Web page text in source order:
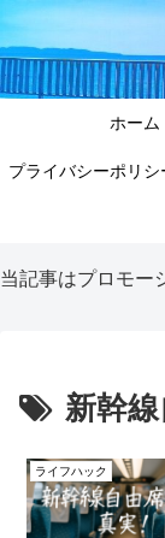
ホーム
プライバシーポリ
当記事はプロモー
新幹
ライフハック